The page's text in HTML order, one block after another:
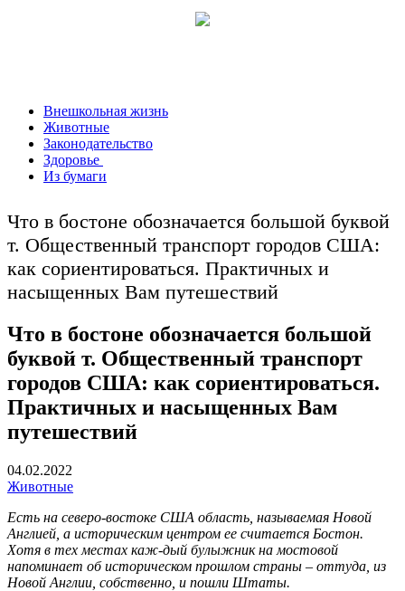
Внешкольная жизнь
Животные
Законодательство
Здоровье
Из бумаги
Что в бостоне обозначается большой буквой
т. Общественный транспорт городов США:
как сориентироваться. Практичных и
насыщенных Вам путешествий
Что в бостоне обозначается большой
буквой т. Общественный транспорт
городов США: как сориентироваться.
Практичных и насыщенных Вам
путешествий
04.02.2022
Животные
Есть на северо-востоке США область, называемая Новой
Англией, а историческим центром ее считается Бостон.
Хотя в тех местах каж-дый булыжник на мостовой
напоминает об историческом прошлом страны – оттуда, из
Новой Англии, собственно, и пошли Штаты.